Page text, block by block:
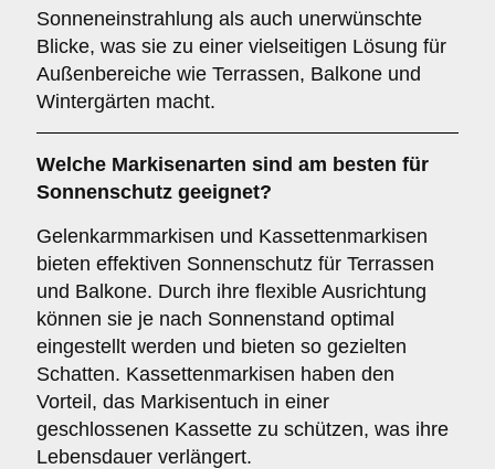
Sonneneinstrahlung als auch unerwünschte
Blicke, was sie zu einer vielseitigen Lösung für
Außenbereiche wie Terrassen, Balkone und
Wintergärten macht.
Welche Markisenarten sind am besten für
Sonnenschutz geeignet?
Gelenkarmmarkisen und Kassettenmarkisen
bieten effektiven Sonnenschutz für Terrassen
und Balkone. Durch ihre flexible Ausrichtung
können sie je nach Sonnenstand optimal
eingestellt werden und bieten so gezielten
Schatten. Kassettenmarkisen haben den
Vorteil, das Markisentuch in einer
geschlossenen Kassette zu schützen, was ihre
Lebensdauer verlängert.